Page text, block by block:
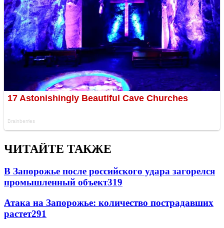
ЧИТАЙТЕ ТАКЖЕ
В Запорожье после российского удара загорелся
промышленный объект319
Атака на Запорожье: количество пострадавших
растет291